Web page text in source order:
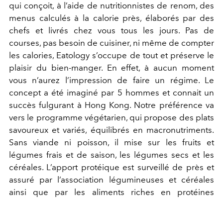
qui conçoit, à l’aide de nutritionnistes de renom, des
menus calculés à la calorie près, élaborés par des
chefs et livrés chez vous tous les jours. Pas de
courses, pas besoin de cuisiner, ni même de compter
les calories, Eatology s’occupe de tout et préserve le
plaisir du bien-manger. En effet, à aucun moment
vous n’aurez l’impression de faire un régime. Le
concept a été imaginé par 5 hommes et connait un
succès fulgurant à Hong Kong. Notre préférence va
vers le programme végétarien, qui propose des plats
savoureux et variés, équilibrés en macronutriments.
Sans viande ni poisson, il mise sur les fruits et
légumes frais et de saison, les légumes secs et les
céréales. L’apport protéique est surveillé de près et
assuré par l’association légumineuses et céréales
ainsi que par les aliments riches en protéines